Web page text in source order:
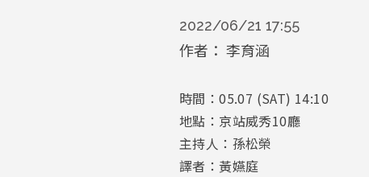
2022/06/21 17:55
作者 李育涵
時間：05.07 (SAT) 14:10
地點：京站威秀10廳
主持人：孫松榮
譯者：黃嬿庭